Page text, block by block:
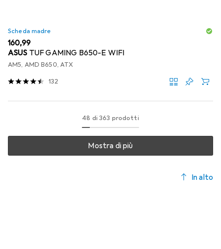
Scheda madre
EUR
160,99
ASUS TUF GAMING B650-E WIFI
AM5, AMD B650, ATX
132
48 di 363 prodotti
Mostra di più
In alto